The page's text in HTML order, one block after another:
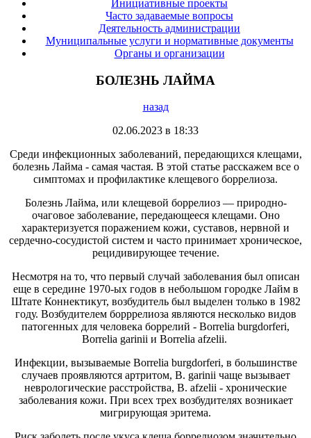
Инициативные проекты
Часто задаваемые вопросы
Деятельность администрации
Муниципальные услуги и нормативные документы
Органы и организации
БОЛЕЗНЬ ЛАЙМА
назад
02.06.2023 в 18:33
Среди инфекционных заболеваний, передающихся клещами,
болезнь Лайма - самая частая. В этой статье расскажем все о
симптомах и профилактике клещевого боррелиоза.
Болезнь Лайма, или клещевой боррелиоз — природно-
очаговое заболевание, передающееся клещами. Оно
характеризуется поражением кожи, суставов, нервной и
сердечно-сосудистой систем и часто принимает хроническое,
рецидивирующее течение.
Несмотря на то, что первый случай заболевания был описан
еще в середине 1970-ых годов в небольшом городке Лайм в
Штате Коннектикут, возбудитель был выделен только в 1982
году. Возбудителем борррелиоза являются несколько видов
патогенных для человека боррелий - Borrelia burgdorferi,
Borrelia garinii и Borrelia afzelii.
Инфекции, вызываемые Borrelia burgdorferi, в большинстве
случаев проявляются артритом, B. garinii чаще вызывает
неврологические расстройства, B. afzelii - хронические
заболевания кожи. При всех трех возбудителях возникает
мигрирующая эритема.